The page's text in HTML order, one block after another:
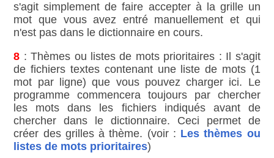
s'agit simplement de faire accepter à la grille un
mot que vous avez entré manuellement et qui
n'est pas dans le dictionnaire en cours.
8 : Thèmes ou listes de mots prioritaires : Il s'agit
de fichiers textes contenant une liste de mots (1
mot par ligne) que vous pouvez charger ici. Le
programme commencera toujours par chercher
les mots dans les fichiers indiqués avant de
chercher dans le dictionnaire. Ceci permet de
créer des grilles à thème. (voir : Les thèmes ou
listes de mots prioritaires)